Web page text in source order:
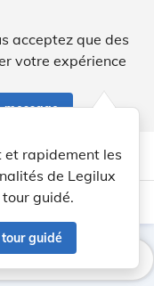
acceptez que des
votre expérience
message
Aide
et rapidement les
de Legilux
guidé.
guidé
light_mode dark_mode